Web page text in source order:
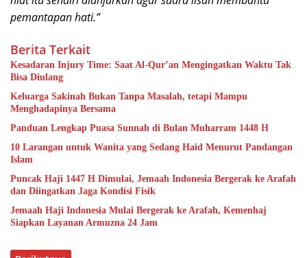
pemantapan hati.”
Berita Terkait
Kesadaran Injury Time: Saat Al-Qur’an Mengingatkan Waktu Tak
Bisa Diulang
Keluarga Sakinah Bukan Tanpa Masalah, tetapi Mampu
Menghadapinya Bersama
Panduan Lengkap Puasa Sunnah di Bulan Muharram 1448 H
10 Larangan untuk Wanita yang Sedang Haid Menurut Pandangan
Islam
Puncak Haji 1447 H Dimulai, Jemaah Indonesia Bergerak ke Arafah
dan Diingatkan Jaga Kondisi Fisik
Jemaah Haji Indonesia Mulai Bergerak ke Arafah, Kemenhaj
Siapkan Layanan Armuzna 24 Jam